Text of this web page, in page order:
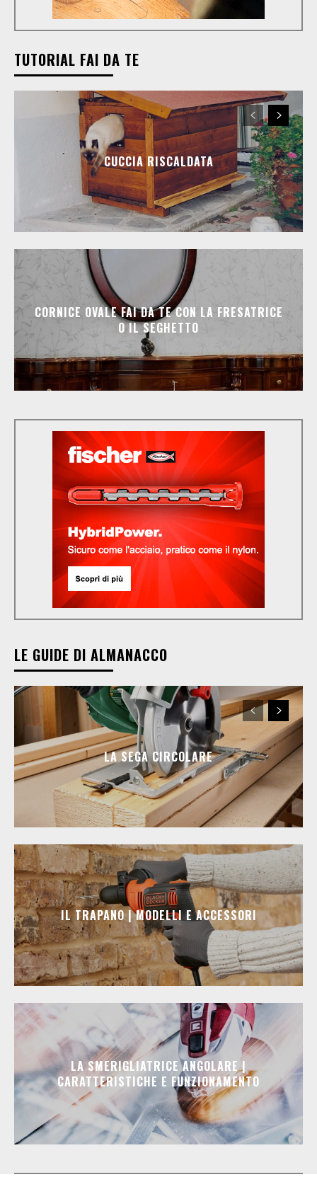
TUTORIAL FAI DA TE
CUCCIA RISCALDATA
CORNICE OVALE FAI DA TE CON LA FRESATRICE
O IL SEGHETTO
LE GUIDE DI ALMANACCO
LA SEGA CIRCOLARE
IL TRAPANO | MODELLI E ACCESSORI
LA SMERIGLIATRICE ANGOLARE |
CARATTERISTICHE E FUNZIONAMENTO